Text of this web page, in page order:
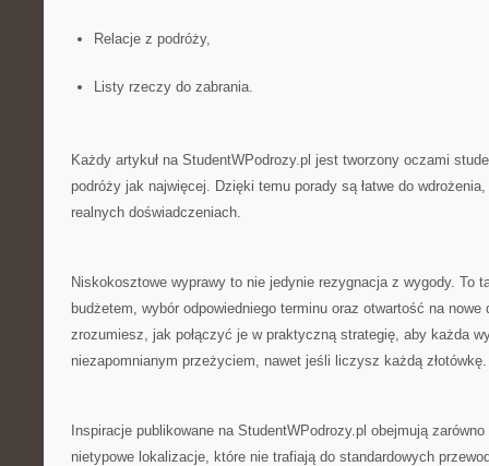
Relacje z podróży,
Listy rzeczy do zabrania.
Każdy artykuł na StudentWPodrozy.pl jest tworzony oczami
podróży jak najwięcej. Dzięki temu porady są łatwe do
realnych doświadczeniach.
Niskokosztowe wyprawy to nie jedynie rezygnacja z wygody. To
budżetem, wybór odpowiedniego terminu oraz otwartość na
zrozumiesz, jak połączyć je w praktyczną strategię, aby każda
niezapomnianym przeżyciem, nawet jeśli liczysz każdą złotówkę.
Inspiracje publikowane na StudentWPodrozy.pl obejmują
nietypowe lokalizacje, które nie trafiają do standardowych